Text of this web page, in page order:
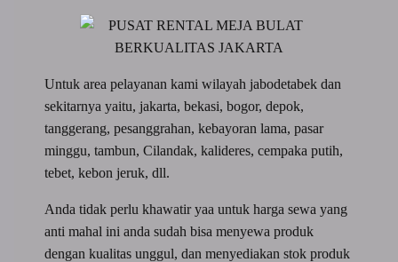
Untuk area pelayanan kami wilayah jabodetabek dan
sekitarnya yaitu, jakarta, bekasi, bogor, depok,
tanggerang, pesanggrahan, kebayoran lama, pasar
minggu, tambun, Cilandak, kalideres, cempaka putih,
tebet, kebon jeruk, dll.
Anda tidak perlu khawatir yaa untuk harga sewa yang
anti mahal ini anda sudah bisa menyewa produk
dengan kualitas unggul, dan menyediakan stok produk